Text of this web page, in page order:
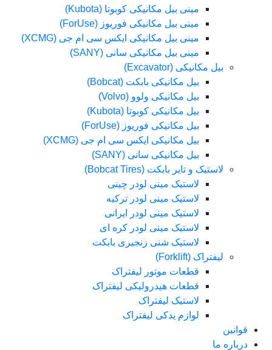
مینی بیل مکانیکی کوبوتا (Kubota)
مینی بیل مکانیکی فوریوز (ForUse)
مینی بیل مکانیکی ایکس سی ام جی (XCMG)
مینی بیل مکانیکی سانی (SANY)
بیل مکانیکی (Excavator)
بیل مکانیکی بابکت (Bobcat)
بیل مکانیکی ولوو (Volvo)
بیل مکانیکی کوبوتا (Kubota)
بیل مکانیکی فوریوز (ForUse)
بیل مکانیکی ایکس سی ام جی (XCMG)
بیل مکانیکی سانی (SANY)
لاستیک و تایر بابکت (Bobcat Tires)
لاستیک مینی لودر چینی
لاستیک مینی لودر ترکیه
لاستیک مینی لودر ایرانی
لاستیک مینی لودر کره ای
لاستیک شنی زنجیری بابکت
لیفتراک (Forklift)
قطعات موتور لیفتراک
قطعات هیدرولیکی لیفتراک
لاستیک لیفتراک
لوازم یدکی لیفتراک
قوانین
درباره ما